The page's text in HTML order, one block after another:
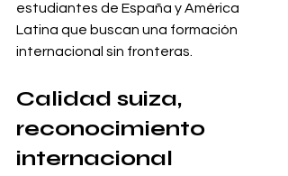
estudiantes de España y América
Latina que buscan una formación
internacional sin fronteras.
Calidad suiza,
reconocimiento
internacional